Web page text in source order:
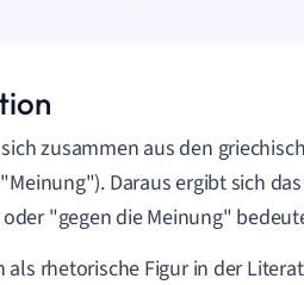
zusammen aus den
Daraus ergibt sich
"gegen die Meinung"
als rhetorische Figur in der